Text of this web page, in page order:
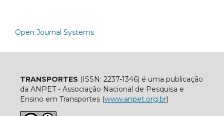
Open Journal Systems
TRANSPORTES (ISSN: 2237-1346) é uma publicação
da ANPET - Associação Nacional de Pesquisa e
Ensino em Transportes (www.anpet.org.br)